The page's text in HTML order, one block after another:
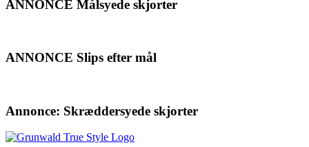
ANNONCE Målsyede skjorter
ANNONCE Slips efter mål
Annonce: Skræddersyede skjorter